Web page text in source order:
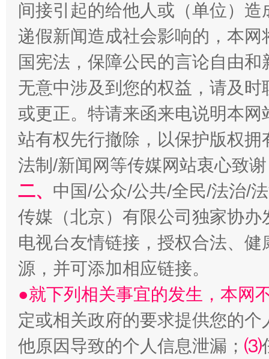
阿坝州三大球赛在茂县开幕 规模
国家大学科技园优化重塑工作
间接引起的给他人或（单位）
递假新闻造成社会影响的，本
国宪法，保障公民的言论自由
无意中涉及到您的权益，请及
或更正。特请来函来电说明本
站有权先行撤除，以保护版权
法制/新闻网等传媒网站衷心致
二、 中国/公众/公共/全民/法治/
传媒（北京）有限公司独家协
电视台友情链接，授权合法、
源，并可添加相应链接。
●就下列相关事宜的发生，本网
定或相关政府的要求提供您的个
他原因导致的个人信息泄漏； ⑶